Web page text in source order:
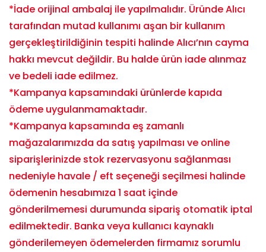
*İade orijinal ambalaj ile yapılmalıdır. Üründe Alıcı
tarafından mutad kullanımı aşan bir kullanım
gerçekleştirildiğinin tespiti halinde Alıcı’nın cayma
hakkı mevcut değildir. Bu halde ürün iade alınmaz
ve bedeli iade edilmez.
*Kampanya kapsamındaki ürünlerde kapıda
ödeme uygulanmamaktadır.
*Kampanya kapsamında eş zamanlı
mağazalarımızda da satış yapılması ve online
siparişlerinizde stok rezervasyonu sağlanması
nedeniyle havale / eft seçeneği seçilmesi halinde
ödemenin hesabımıza 1 saat içinde
gönderilmemesi durumunda sipariş otomatik iptal
edilmektedir. Banka veya kullanıcı kaynaklı
gönderilemeyen ödemelerden firmamız sorumlu